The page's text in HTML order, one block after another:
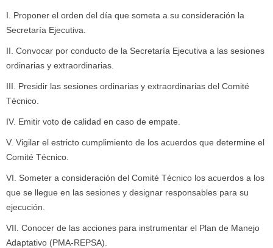
I. Proponer el orden del día que someta a su consideración la
Secretaría Ejecutiva.
II. Convocar por conducto de la Secretaría Ejecutiva a las sesiones
ordinarias y extraordinarias.
III. Presidir las sesiones ordinarias y extraordinarias del Comité
Técnico.
IV. Emitir voto de calidad en caso de empate.
V. Vigilar el estricto cumplimiento de los acuerdos que determine el
Comité Técnico.
VI. Someter a consideración del Comité Técnico los acuerdos a los
que se llegue en las sesiones y designar responsables para su
ejecución.
VII. Conocer de las acciones para instrumentar el Plan de Manejo
Adaptativo (PMA-REPSA).